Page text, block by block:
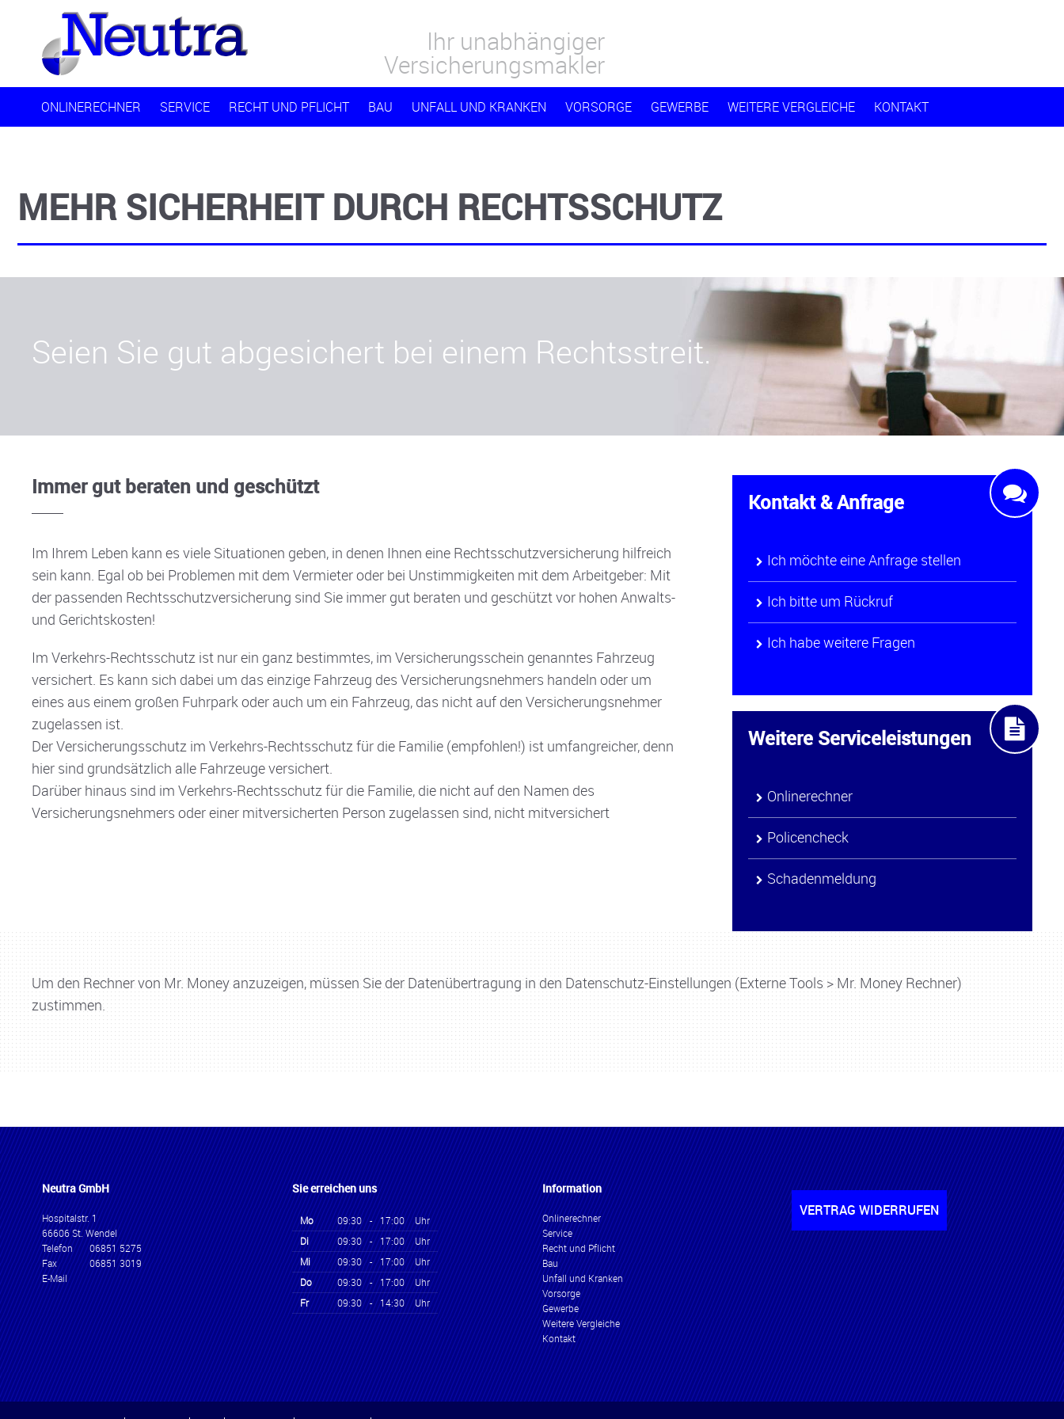
Ihr unabhängiger
Versicherungsmakler
ONLINERECHNER SERVICE RECHT UND PFLICHT BAU UNFALL UND KRANKEN VORSORGE GEWERBE WEITERE VERGLEICHE KONTAKT
MEHR SICHERHEIT DURCH RECHTSSCHUTZ
Seien Sie gut abgesichert bei einem Rechtsstreit.
Immer gut beraten und geschützt
Im Ihrem Leben kann es viele Situationen geben, in denen Ihnen eine Rechtsschutzversicherung hilfreich
sein kann. Egal ob bei Problemen mit dem Vermieter oder bei Unstimmigkeiten mit dem Arbeitgeber: Mit
der passenden Rechtsschutzversicherung sind Sie immer gut beraten und geschützt vor hohen Anwalts-
und Gerichtskosten!
Im Verkehrs-Rechtsschutz ist nur ein ganz bestimmtes, im Versicherungsschein genanntes Fahrzeug
versichert. Es kann sich dabei um das einzige Fahrzeug des Versicherungsnehmers handeln oder um
eines aus einem großen Fuhrpark oder auch um ein Fahrzeug, das nicht auf den Versicherungsnehmer
zugelassen ist.
Der Versicherungsschutz im Verkehrs-Rechtsschutz für die Familie (empfohlen!) ist umfangreicher, denn
hier sind grundsätzlich alle Fahrzeuge versichert.
Darüber hinaus sind im Verkehrs-Rechtsschutz für die Familie, die nicht auf den Namen des
Versicherungsnehmers oder einer mitversicherten Person zugelassen sind, nicht mitversichert
Kontakt & Anfrage
Ich möchte eine Anfrage stellen
Ich bitte um Rückruf
Ich habe weitere Fragen
Weitere Serviceleistungen
Onlinerechner
Policencheck
Schadenmeldung
Um den Rechner von Mr. Money anzuzeigen, müssen Sie der Datenübertragung in den Datenschutz-Einstellungen (Externe Tools > Mr. Money Rechner)
zustimmen.
Neutra GmbH
Hospitalstr. 1
66606 St. Wendel
Telefon
06851 5275
Fax
06851 3019
E-Mail
Sie erreichen uns
Mo 09:30 - 17:00
Uhr
Di
09:30 - 17:00
Uhr
Mi
09:30 - 17:00
Uhr
Do
09:30 - 17:00
Uhr
Fr
09:30 - 14:30 Uhr
Information
Onlinerechner
Service
Recht und Pflicht
Bau
Unfall und Kranken
Vorsorge
Gewerbe
Weitere Vergleiche
Kontakt
VERTRAG WIDERRUFEN